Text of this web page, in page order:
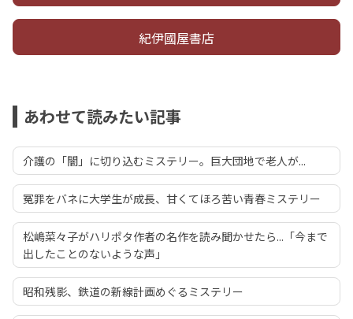
紀伊國屋書店
あわせて読みたい記事
介護の「闇」に切り込むミステリー。巨大団地で老人が...
冤罪をバネに大学生が成長、甘くてほろ苦い青春ミステリー
松嶋菜々子がハリポタ作者の名作を読み聞かせたら...「今まで
出したことのないような声」
昭和残影、鉄道の新線計画めぐるミステリー